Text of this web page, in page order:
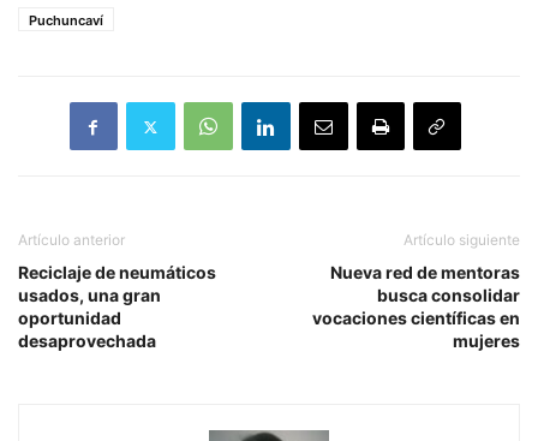
Puchuncaví
Artículo anterior
Reciclaje de neumáticos
usados, una gran
oportunidad
desaprovechada
Artículo siguiente
Nueva red de mentoras
busca consolidar
vocaciones científicas en
mujeres